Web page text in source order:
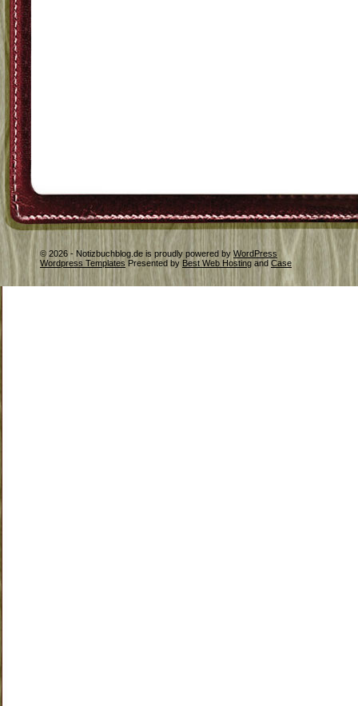
© 2026 - Notizbuchblog.de is proudly powered by WordPress
Wordpress Templates Presented by Best Web Hosting and Case